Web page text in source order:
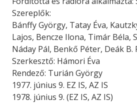
Szereplők:
Bánffy György, Tatay Éva,
Lajos, Bencze Ilona, Timár Béla,
Náday Pál, Benkő Péter, Deák B.
Szerkesztő: Hámori Éva
Rendező: Turián György
1977. június 9. EZ IS, AZ IS
1978. június 9. (EZ IS, AZ IS)